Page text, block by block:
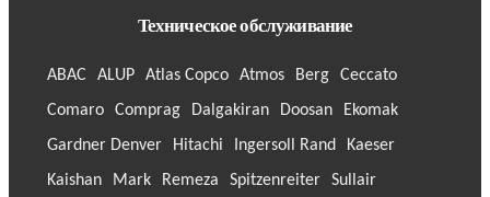
Техническое обслуживание
ABAC ALUP Atlas Copco Atmos Berg
Ceccato
Comaro
Comprag Dalgakiran Doosan
Ekomak
Gardner Denver
Hitachi Ingersoll Rand
Kaeser
Kaishan
Mark Remeza Spitzenreiter Sullair